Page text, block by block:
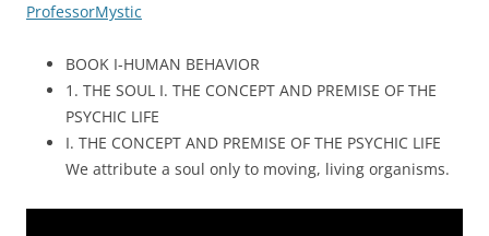
ProfessorMystic
BOOK I-HUMAN BEHAVIOR
1. THE SOUL I. THE CONCEPT AND PREMISE OF THE
PSYCHIC LIFE
I. THE CONCEPT AND PREMISE OF THE PSYCHIC LIFE
We attribute a soul only to moving, living organisms.